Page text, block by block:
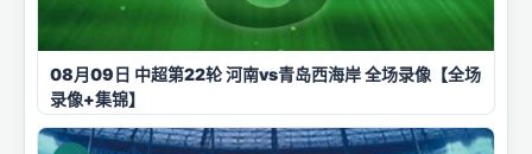
08月09日 中超第22轮 河南vs青岛西海岸 全场录像【全场
录像+集锦】